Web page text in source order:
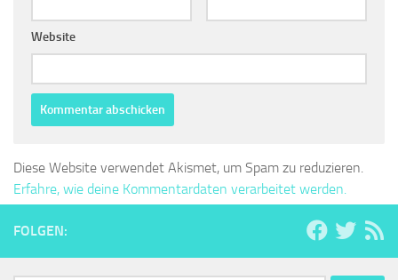
Website
Diese Website verwendet Akismet, um Spam zu reduzieren.
Erfahre, wie deine Kommentardaten verarbeitet werden.
FOLGEN: